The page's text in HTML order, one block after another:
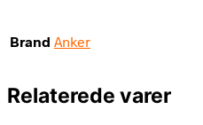
Brand Anker
Relaterede varer